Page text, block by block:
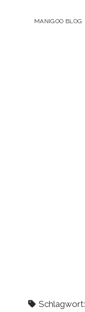
MANIGOO BLOG
Schlagwort: